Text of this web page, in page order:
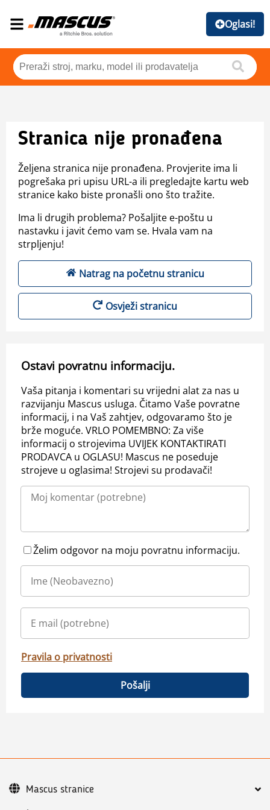
Oglasi!
Stranica nije pronađena
Željena stranica nije pronađena. Provjerite ima li
pogrešaka pri upisu URL-a ili pregledajte kartu web
stranice kako biste pronašli ono što tražite.
Ima li drugih problema? Pošaljite e-poštu u
nastavku i javit ćemo vam se. Hvala vam na
strpljenju!
Natrag na početnu stranicu
Osvježi stranicu
Ostavi povratnu informaciju.
Vaša pitanja i komentari su vrijedni alat za nas u
razvijanju Mascus usluga. Čitamo Vaše povratne
informacij, i na Vaš zahtjev, odgovaramo što je
brže moguće. VRLO POMEMBNO: Za više
informacij o strojevima UVIJEK KONTAKTIRATI
PRODAVCA u OGLASU! Mascus ne poseduje
strojeve u oglasima! Strojevi su prodavači!
Želim odgovor na moju povratnu informaciju.
Pravila o privatnosti
Pošalji
Mascus stranice